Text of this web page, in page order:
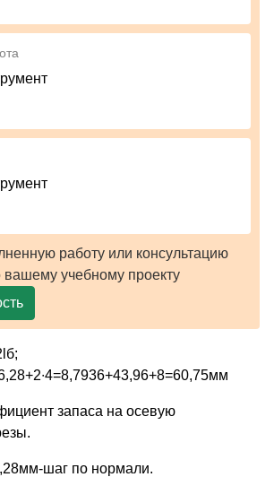
работу или консультацию
вашему учебному проекту
запаса на осевую
шаг по нормали.